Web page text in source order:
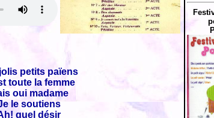
petits païens
toute la femme
oui madame
le soutiens
quel désir